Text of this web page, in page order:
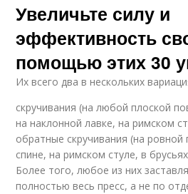
Увеличьте силу и
эффективность
помощью этих 30
Их всего два в нескольких
скручивания (на любой плоской
на наклонной лавке, на римском
обратные скручивания (на
спине, на римском стуле, в
Более того, любое из них
полностью весь пресс, а не по